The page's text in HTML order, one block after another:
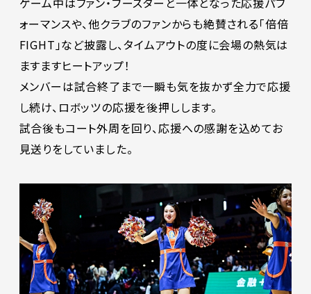
ォーマンスや、他クラブのファンからも絶賛される「倍倍
FIGHT」など披露し、タイムアウトの度に会場の熱気は
ますますヒートアップ！
メンバーは試合終了まで一瞬も気を抜かず全力で応援
し続け、ロボッツの応援を後押しします。
試合後もコート外周を回り、応援への感謝を込めてお
見送りをしていました。